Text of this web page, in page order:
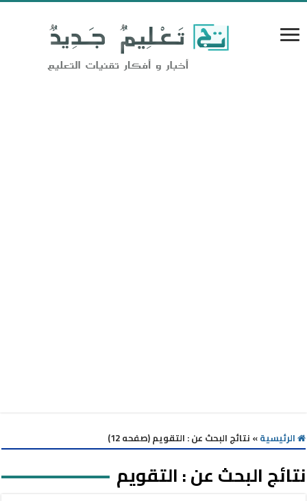
الرئيسية» نتائج البحث عن : التقويم (صفحه 12)
نتائج البحث عن :التقويم